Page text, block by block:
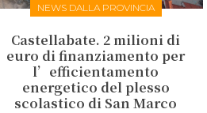
NEWS DALLA PROVINCIA
Castellabate. 2 milioni di
euro di finanziamento per
l’efficientamento
energetico del plesso
scolastico di San Marco